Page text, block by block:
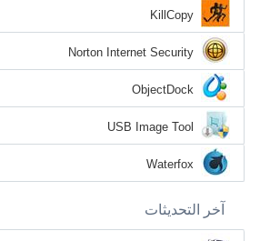
KillCopy
Norton Internet Security
ObjectDock
USB Image Tool
Waterfox
آخر التحديثات